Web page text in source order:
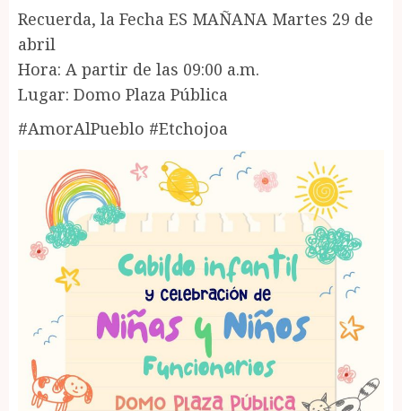
Recuerda, la Fecha ES MAÑANA Martes 29 de
abril
Hora: A partir de las 09:00 a.m.
Lugar: Domo Plaza Pública
#AmorAlPueblo #Etchojoa